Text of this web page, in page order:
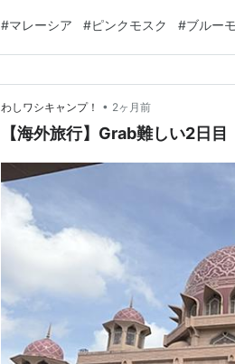
ります。 せっかく移動時間をかけて行
しみたいですよ…
#マレーシア #ピンクモスク #ブルー
わしワシキャンプ！ • 2ヶ月前
【海外旅行】Grab難しい2日